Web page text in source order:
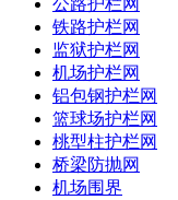
公路护栏网
铁路护栏网
监狱护栏网
机场护栏网
铝包钢护栏网
篮球场护栏网
桃型柱护栏网
桥梁防抛网
机场围界